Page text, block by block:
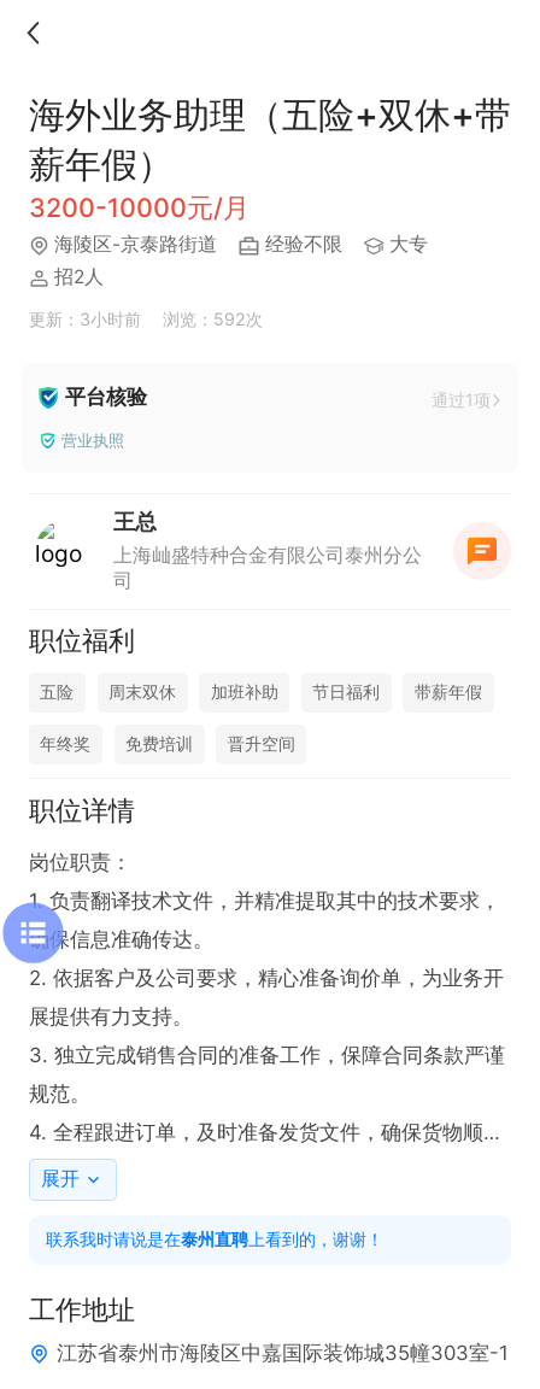
海外业务助理（五险+双休+带
薪年假）
3200-10000元/月
海陵区-京泰路街道 经验不限
大专
招2人
更新：3小时前 浏览：592次
平台核验 通过1项
营业执照
王总
上海屾盛特种合金有限公司泰州分公
司
职位福利
五险 周末双休 加班补助 节日福利 带薪年假
年终奖 免费培训 晋升空间
职位详情
岗位职责：
1. 负责翻译技术文件，并精准提取其中的技术要求，
确保信息准确传达。
2. 依据客户及公司要求，精心准备询价单，为业务开
展提供有力支持。
3. 独立完成销售合同的准备工作，保障合同条款严谨
规范。
4. 全程跟进订单，及时准备发货文件，确保货物顺利
交付。
行力。
任职要求：
1. 不限专业，不限工作经验，具备良好的学习能力与
展开
联系我时请说是在泰州直聘 上看到的，谢谢！
工作地址
江苏省泰州市海陵区中嘉国际装饰城35幢303室-1